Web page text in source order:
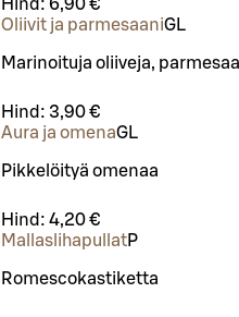
Hind: 6,90 €
Oliivit ja parmesaaniGL
Marinoituja oliiveja,
Hind: 3,90 €
Aura ja omenaGL
Pikkelöityä omenaa
Hind: 4,20 €
MallaslihapullatP
Romescokastiketta